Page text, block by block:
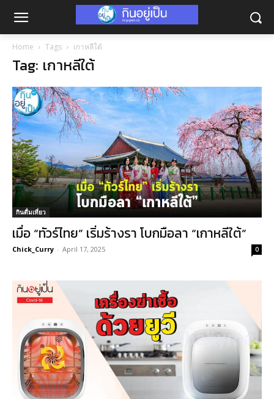
Home Tags เกาหลีใต้
Tag: เกาหลีใต้
กินดื่มเที่ยว
เมื่อ “ทัวร์ไทย” เริ่มร้างรา โบกมือลา “เกาหลีใต้”
Chick_Curry - April 17, 2025 0